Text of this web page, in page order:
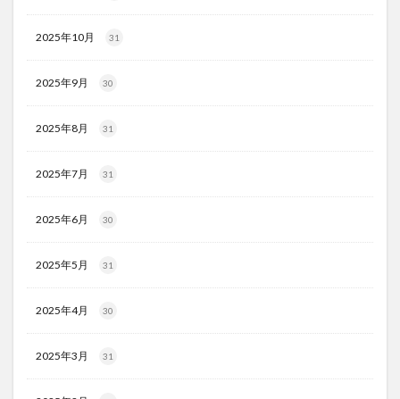
2025年10月 31
2025年9月 30
2025年8月 31
2025年7月 31
2025年6月 30
2025年5月 31
2025年4月 30
2025年3月 31